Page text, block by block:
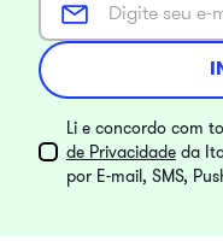
Li e concordo com
de Privacidade da
por E-mail, SMS,